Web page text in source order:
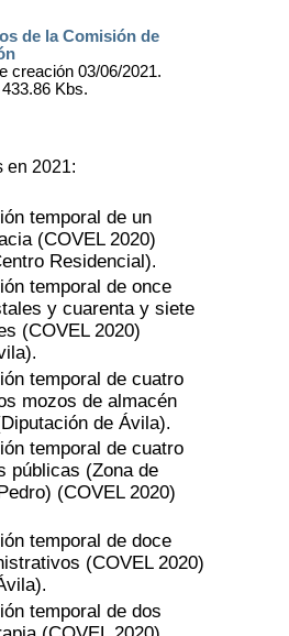
de la Comisión de
creación 03/06/2021.
Kbs.
en 2021:
temporal de un
(COVEL 2020)
Residencial).
temporal de once
y cuarenta y siete
(COVEL 2020)
.
temporal de cuatro
mozos de almacén
de Ávila).
temporal de cuatro
públicas (Zona de
(COVEL 2020)
temporal de doce
(COVEL 2020)
.
temporal de dos